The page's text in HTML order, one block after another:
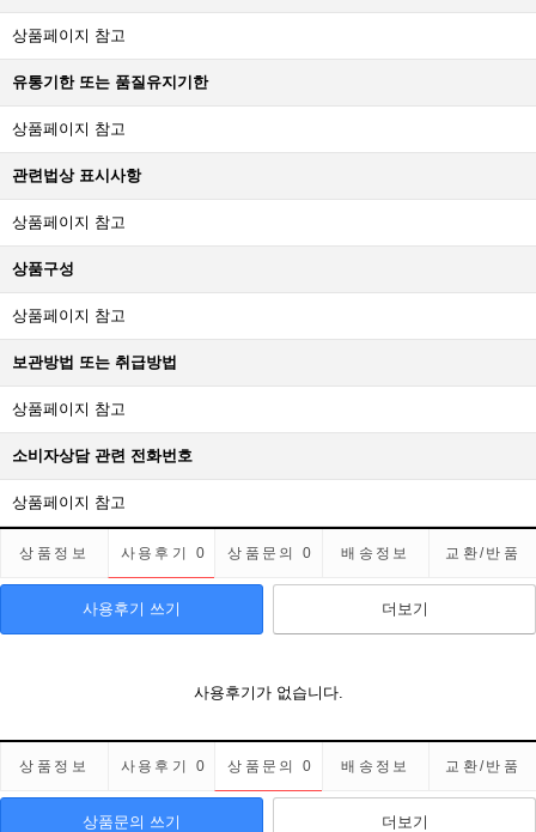
상품페이지 참고
유통기한 또는 품질유지기한
상품페이지 참고
관련법상 표시사항
상품페이지 참고
상품구성
상품페이지 참고
보관방법 또는 취급방법
상품페이지 참고
소비자상담 관련 전화번호
상품페이지 참고
상품정보 사용후기 0 상품문의0 배송정보 교환/반품
사용후기 쓰기 더보기
사용후기가 없습니다.
상품정보 사용후기 0 상품문의0 배송정보 교환/반품
상품문의 쓰기 더보기